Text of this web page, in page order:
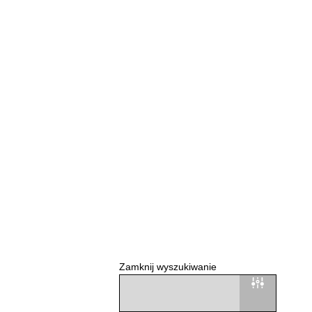
Zamknij wyszukiwanie